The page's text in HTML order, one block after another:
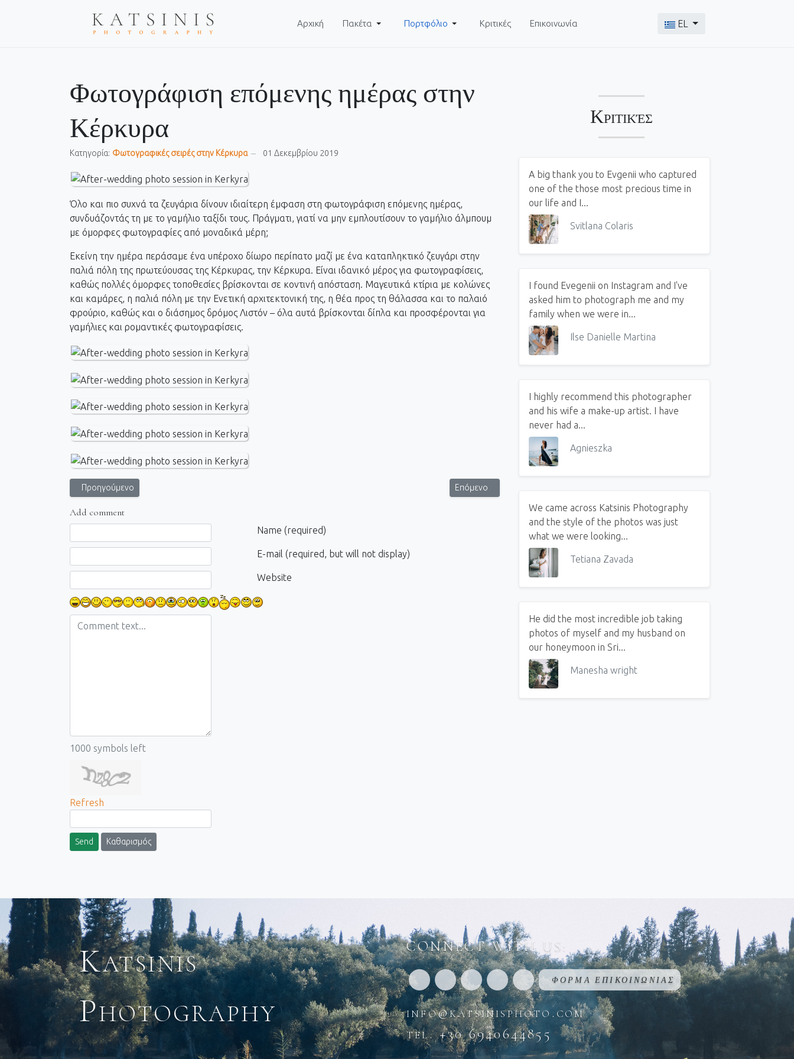
Αρχική Πακέτα Πορτφόλιο Κριτικές Επικοινωνία Επιλέξτε τη γλώσσα σας
EL
Φωτογράφιση επόμενης ημέρας στην
Κέρκυρα
Κατηγορία: Фωτογραφικές σειρές στην Κέρκυρα 01 Δεκεμβρίου 2019
Όλο και πιο συχνά τα ζευγάρια δίνουν ιδιαίτερη έμφαση στη φωτογράφιση επόμενης ημέρας,
συνδυάζοντάς τη με το γαμήλιο ταξίδι τους. Πράγματι, γιατί να μην εμπλουτίσουν το γαμήλιο άλμπουμ
με όμορφες φωτογραφίες από μοναδικά μέρη;
Εκείνη την ημέρα περάσαμε ένα υπέροχο δίωρο περίπατο μαζί με ένα καταπληκτικό ζευγάρι στην
παλιά πόλη της πρωτεύουσας της Κέρκυρας, την Κέρκυρα. Είναι ιδανικό μέρος για φωτογραφίσεις,
καθώς πολλές όμορφες τοποθεσίες βρίσκονται σε κοντινή απόσταση. Μαγευτικά κτίρια με κολώνες
και καμάρες, η παλιά πόλη με την Ενετική αρχιτεκτονική της, η θέα προς τη θάλασσα και το παλαιό
φρούριο, καθώς και ο διάσημος δρόμος Λιστόν – όλα αυτά βρίσκονται δίπλα και προσφέρονται για
γαμήλιες και ρομαντικές φωτογραφίσεις.
Προηγούμενο άρθρο: Γάμος στην εκκλησία του Αγίου Σπυρίδωνα στην παλιά πόλη της Κέρκυρας - Κέρκυρα 2020
Προηγούμενο Επόμενο άρθρο: Stunning and beautiful wedding in Corfu, Greece
Επόμενο
Add comment
Name (required)
E-mail (required, but will not display)
Website
1000 symbols left
Refresh
Send Καθαρισμός
Κριτικές
A big thank you to Evgenii who captured
one of the those most precious time in
our life and I...
Svitlana Colaris
I found Evegenii on Instagram and I've
asked him to photograph me and my
family when we were in...
Ilse Danielle Martina
I highly recommend this photographer
and his wife a make-up artist. I have
never had a...
Agnieszka
We came across Katsinis Photography
and the style of the photos was just
what we were looking...
Tetiana Zavada
He did the most incredible job taking
photos of myself and my husband on
our honeymoon in Sri...
Manesha wright
Katsinis
Photography
CONNECT WITH US:
ΦΟΡΜΑ ΕΠΙΚΟΙΝΩΝΙΑΣ
info@katsinisphoto.com
tel. +30 6940644855